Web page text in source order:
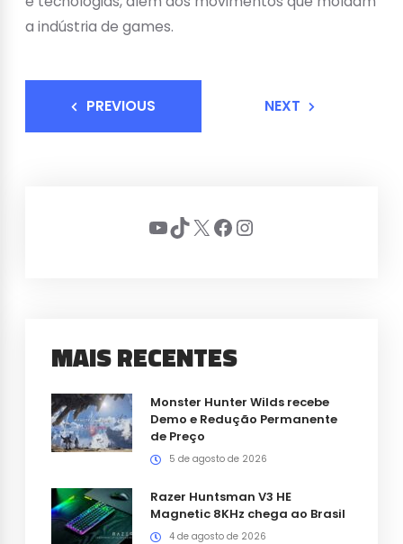
a indústria de games.
PREVIOUS NEXT
Youtube
TikTok
X Facebook
Instagram
MAIS RECENTES
Monster Hunter Wilds recebe
Demo e Redução Permanente
de Preço
5 de agosto de 2026
Razer Huntsman V3 HE
Magnetic 8KHz chega ao Brasil
4 de agosto de 2026